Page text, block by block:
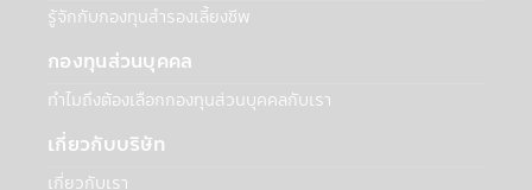
กลุ่มของบริษัทจัดการ ในกรณีที่บริษัทฯต้องทำ
เช่นนั้นเพื่อให้สอดคล้องกับกฎหมายดังกล่าว
หรือในกรณีที่บริษัทฯเชื่อโดยดุลยพินิจว่าการ
เปิดเผยข้อมูลส่วนบุคคลมีความจำเป็นหรือ
เหมาะสมเพื่อป้องกันอันตรายทางกายภาพหรือ
การสูญเสียทางการเงิน หรือเพื่อรายงานถึง
กิจกรรมที่ต้องสงสัยว่าผิดกฎหมาย
รู้จักกับกองทุนสำรองเลี้ยงชีพ
กองทุนส่วนบุคคล
ทำไมถึงต้องเลือกกองทุนส่วนบุคคลกับเรา
เกี่ยวกับบริษัท
เกี่ยวกับเรา